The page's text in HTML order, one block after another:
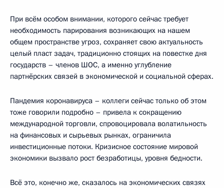
При всём особом внимании, которого сейчас требует
необходимость парирования возникающих на нашем
общем пространстве угроз, сохраняет свою актуальность
целый пласт задач, традиционно стоящих на повестке дня
государств – членов ШОС, а именно углубление
партнёрских связей в экономической и социальной сферах.
Пандемия коронавируса – коллеги сейчас только об этом
тоже говорили подробно – привела к сокращению
международной торговли, спровоцировала волатильность
на финансовых и сырьевых рынках, ограничила
инвестиционные потоки. Кризисное состояние мировой
экономики вызвало рост безработицы, уровня бедности.
Всё это, конечно же, сказалось на экономических связях